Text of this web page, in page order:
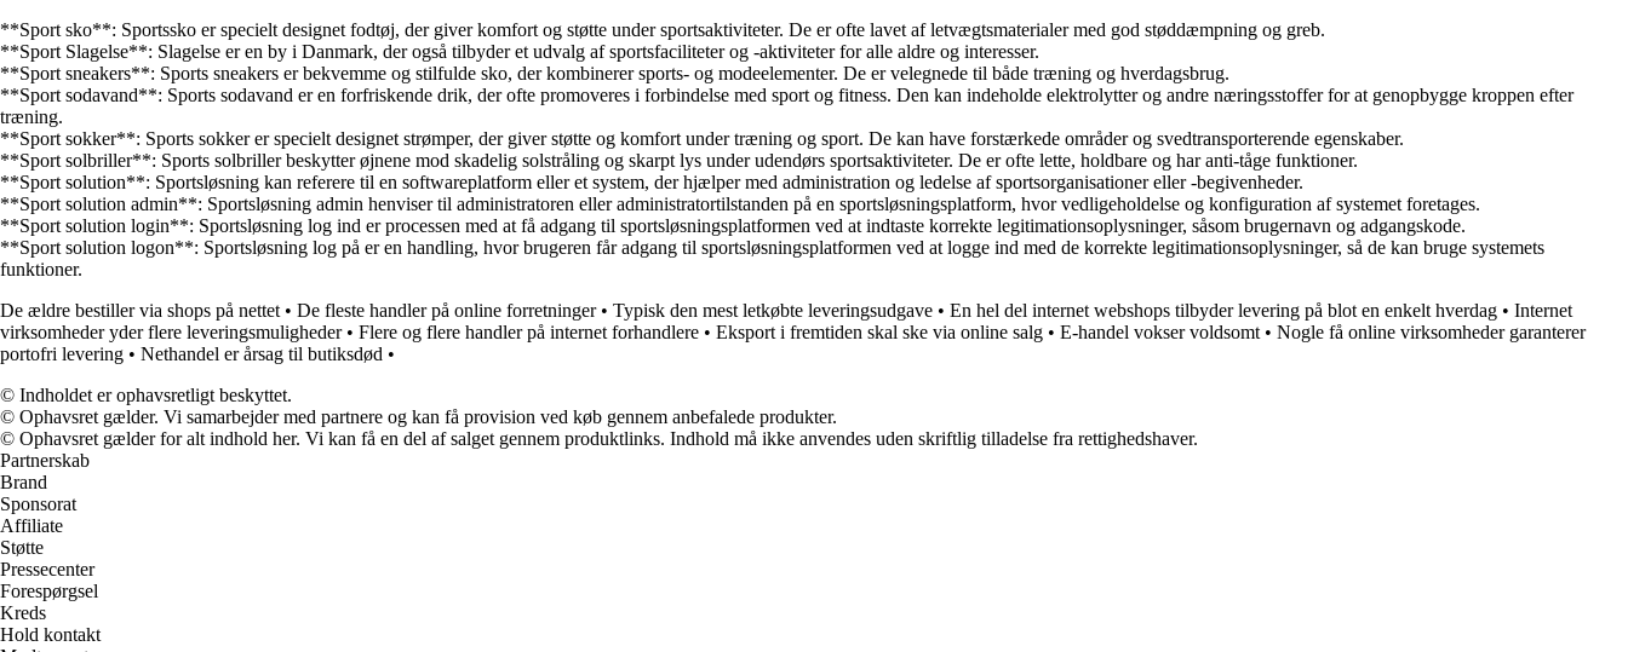
**Sport sko**: Sportssko er specielt designet fodtøj, der giver komfort og støtte under sportsaktiviteter. De er ofte lavet af letvægtsmaterialer med god støddæmpning og greb.
**Sport Slagelse**: Slagelse er en by i Danmark, der også tilbyder et udvalg af sportsfaciliteter og -aktiviteter for alle aldre og interesser.
**Sport sneakers**: Sports sneakers er bekvemme og stilfulde sko, der kombinerer sports- og modeelementer. De er velegnede til både træning og hverdagsbrug.
**Sport sodavand**: Sports sodavand er en forfriskende drik, der ofte promoveres i forbindelse med sport og fitness. Den kan indeholde elektrolytter og andre næringsstoffer for at genopbygge kroppen efter
træning.
**Sport sokker**: Sports sokker er specielt designet strømper, der giver støtte og komfort under træning og sport. De kan have forstærkede områder og svedtransporterende egenskaber.
**Sport solbriller**: Sports solbriller beskytter øjnene mod skadelig solstråling og skarpt lys under udendørs sportsaktiviteter. De er ofte lette, holdbare og har anti-tåge funktioner.
**Sport solution**: Sportsløsning kan referere til en softwareplatform eller et system, der hjælper med administration og ledelse af sportsorganisationer eller -begivenheder.
**Sport solution admin**: Sportsløsning admin henviser til administratoren eller administratortilstanden på en sportsløsningsplatform, hvor vedligeholdelse og konfiguration af systemet foretages.
**Sport solution login**: Sportsløsning log ind er processen med at få adgang til sportsløsningsplatformen ved at indtaste korrekte legitimationsoplysninger, såsom brugernavn og adgangskode.
**Sport solution logon**: Sportsløsning log på er en handling, hvor brugeren får adgang til sportsløsningsplatformen ved at logge ind med de korrekte legitimationsoplysninger, så de kan bruge systemets
funktioner.
De ældre bestiller via shops på nettet • De fleste handler på online forretninger• Typisk den mest letkøbte leveringsudgave • En hel del internet webshops tilbyder levering på blot en enkelt hverdag • Internet
virksomheder yder flere leveringsmuligheder• Flere og flere handler på internet forhandlere • Eksport i fremtiden skal ske via online salg • E-handel vokser voldsomt • Nogle få online virksomheder garanterer
portofri levering • Nethandel er årsag til butiksdød •
© Indholdet er ophavsretligt beskyttet.
© Ophavsret gælder. Vi samarbejder med partnere og kan få provision ved køb gennem anbefalede produkter.
© Ophavsret gælder for alt indhold her. Vi kan få en del af salget gennem produktlinks. Indhold må ikke anvendes uden skriftlig tilladelse fra rettighedshaver.
Partnerskab
Brand
Sponsorat
Affiliate
Støtte
Pressecenter
Forespørgsel
Kreds
Hold kontakt